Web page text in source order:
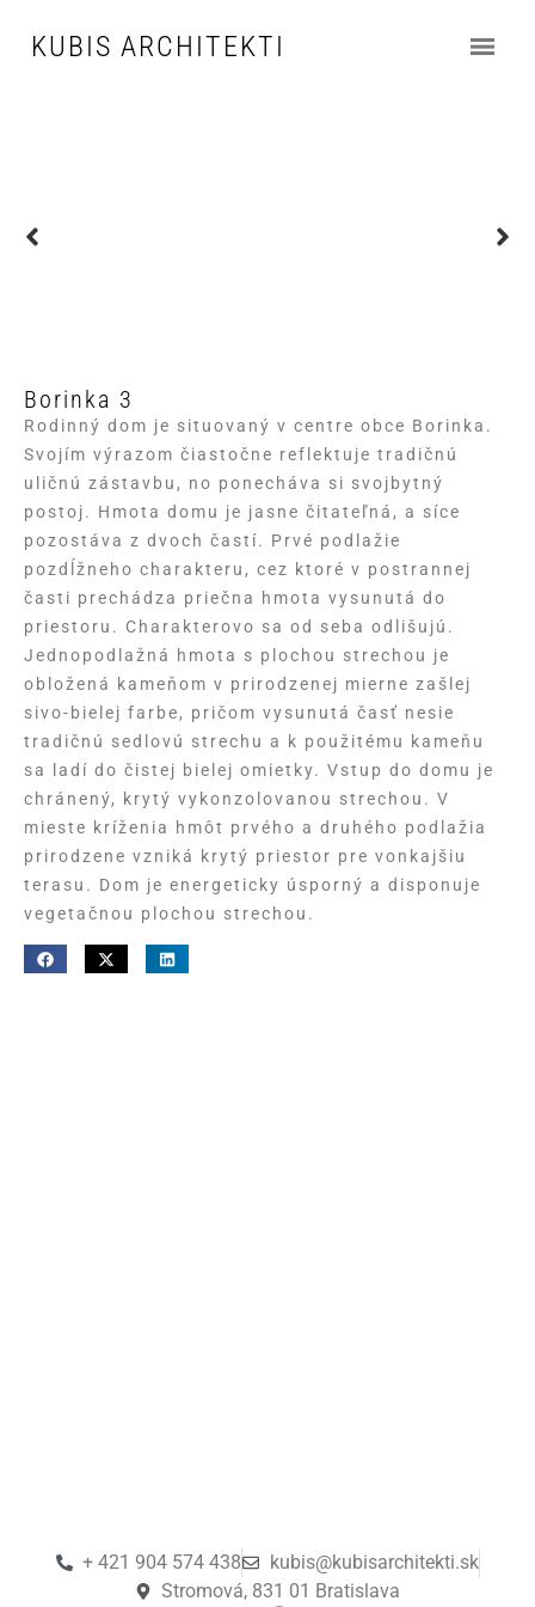
KUBIS ARCHITEKTI
Borinka 3
Rodinný dom je situovaný v centre obce Borinka.
Svojím výrazom čiastočne reflektuje tradičnú
uličnú zástavbu, no ponecháva si svojbytný
postoj. Hmota domu je jasne čitateľná, a síce
pozostáva z dvoch častí. Prvé podlažie
pozdĺžneho charakteru, cez ktoré v postrannej
časti prechádza priečna hmota vysunutá do
priestoru. Charakterovo sa od seba odlišujú.
Jednopodlažná hmota s plochou strechou je
obložená kameňom v prirodzenej mierne zašlej
sivo-bielej farbe, pričom vysunutá časť nesie
tradičnú sedlovú strechu a k použitému kameňu
sa ladí do čistej bielej omietky. Vstup do domu je
chránený, krytý vykonzolovanou strechou. V
mieste kríženia hmôt prvého a druhého podlažia
prirodzene vzniká krytý priestor pre vonkajšiu
terasu. Dom je energeticky úsporný a disponuje
vegetačnou plochou strechou.
+ 421 904 574 438
kubis@kubisarchitekti.sk
Stromová, 831 01 Bratislava